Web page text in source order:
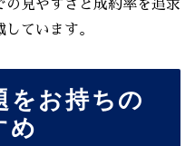
見やすさと成約率を追求
ています。
をお持ちの
め